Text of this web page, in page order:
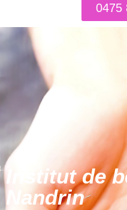
0475
Institut de
Nandrin